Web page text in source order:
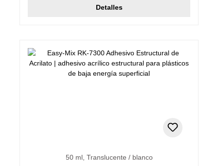
Detalles
50 ml, Translucente / blanco